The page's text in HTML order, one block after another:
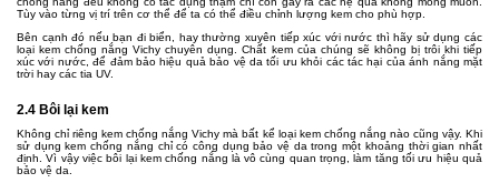
Tùy vào từng vị trí trên cơ thể để ta có thể điều chỉnh lượng kem cho phù hợp.
Bên cạnh đó nếu bạn đi biển, hay thường xuyên tiếp xúc với nước thì hãy sử dụng các
loại kem chống nắng Vichy chuyên dụng. Chất kem của chúng sẽ không bị trôi khi tiếp
xúc với nước, để đảm bảo hiệu quả bảo vệ da tối ưu khỏi các tác hại của ánh nắng mặt
trời hay các tia UV.
2.4 Bôi lại kem
Không chỉ riêng kem chống nắng Vichy mà bất kể loại kem chống nắng nào cũng vậy. Khi
sử dụng kem chống nắng chỉ có công dụng bảo vệ da trong một khoảng thời gian nhất
định. Vì vậy việc bôi lại kem chống nắng là vô cùng quan trọng, làm tăng tối ưu hiệu quả
bảo vệ da.